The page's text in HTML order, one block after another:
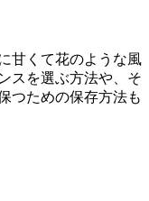
甘くて花のような風
スを選ぶ方法や、そ
つための保存方法も